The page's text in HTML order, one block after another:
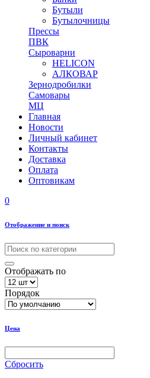
Бутыли
Бутылочницы
Прессы
ПВК
Сыроварни
HELICON
АЛКОВАР
Зернодробилки
Самовары
МЦ
Главная
Новости
Личный кабинет
Контакты
Доставка
Оплата
Оптовикам
0
Отображение и поиск
Отображать по
Порядок
Цена
Сбросить